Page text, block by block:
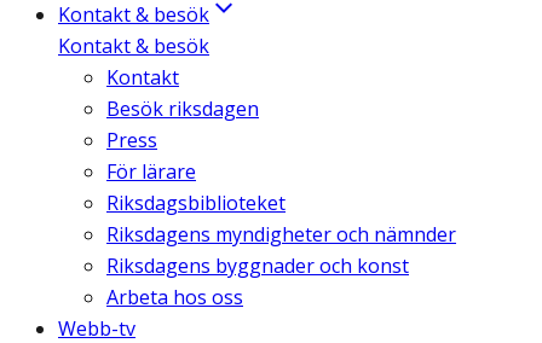
Kontakt & besök
Kontakt & besök
Kontakt
Besök riksdagen
Press
För lärare
Riksdagsbiblioteket
Riksdagens myndigheter och nämnder
Riksdagens byggnader och konst
Arbeta hos oss
Webb-tv